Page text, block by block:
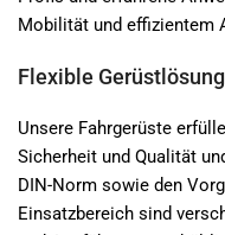
Mobilität und effizientem
Flexible
Unsere Fahrgerüste
Sicherheit und Qualität
DIN-Norm sowie den
Einsatzbereich sind